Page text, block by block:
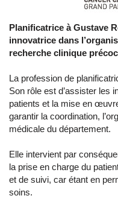
Planificatrice à Gustave
innovatrice dans
recherche clinique
La profession de
Son rôle est d’assister les
patients et la mise en
garantir la coordination,
médicale du département.
Elle intervient par
la prise en charge du
et de suivi, car étant en
soins.